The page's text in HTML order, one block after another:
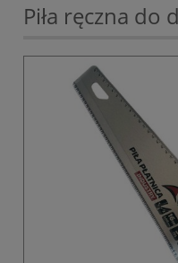
Piła ręczna do